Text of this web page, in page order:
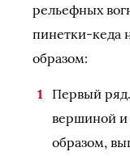
рельефных
пинетки-кеда
образом:
Первый
вершиной и
образом,